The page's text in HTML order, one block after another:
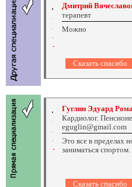
Дмитрий
терапевт
Можно
Гуглин Эдуард
Кардиолог.
eguglin@gmail.com
Это все в пределах
заниматься спортом.